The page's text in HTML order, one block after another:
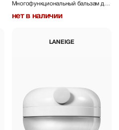
Многофункциональный бальзам для
гиалуроновой кислотой
нет в наличии
LANEIGE